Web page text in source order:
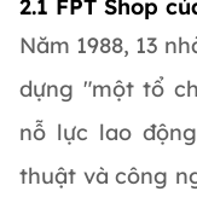
2.1 FPT Shop
Năm 1988, 13
dựng "một tổ
nỗ lực lao
thuật và công